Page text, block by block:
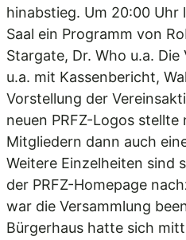
hinabstieg. Um 20:00
Saal ein Programm von
Stargate, Dr. Who u.a. Die
u.a. mit Kassenbericht,
Vorstellung der
neuen PRFZ-Logos
Mitgliedern dann auch
Weitere Einzelheiten sind
der PRFZ-Homepage
war die Versammlung
Bürgerhaus hatte sich